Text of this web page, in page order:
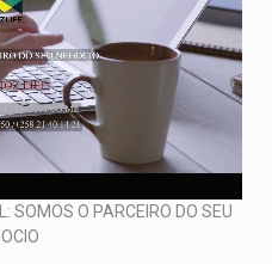
SOMOS O PARCEIRO DO SEU